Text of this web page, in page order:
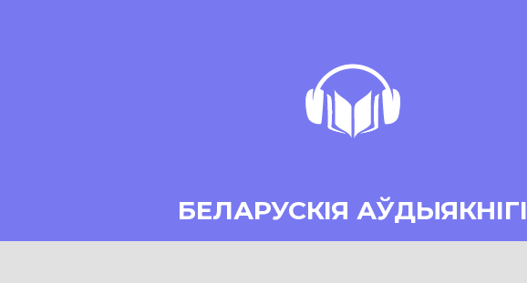
БЕЛАРУСКІЯ АЎДЫЯКНІГІ